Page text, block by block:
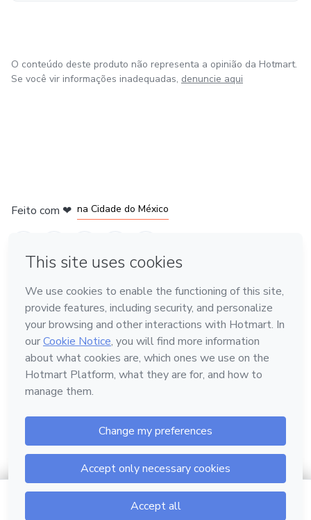
Portfólio: https://foxxblond.wordpress.com/
$4.00
O conteúdo deste produto não representa a opinião da Hotmart.
Se você vir informações inadequadas, denuncie aqui
Feito com ❤ na Cidade do México
Conheça a Hotmart
Idioma
Português
Hotmart — 2011-2026 © Todos os direitos reservados.